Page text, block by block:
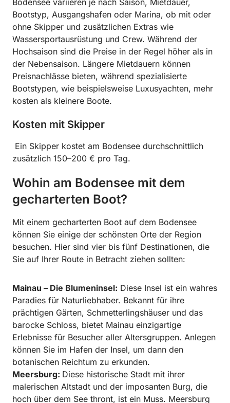
Bodensee variieren je nach Saison, Mietdauer,
Bootstyp, Ausgangshafen oder Marina, ob mit oder
ohne Skipper und zusätzlichen Extras wie
Wassersportausrüstung und Crew. Während der
Hochsaison sind die Preise in der Regel höher als in
der Nebensaison. Längere Mietdauern können
Preisnachlässe bieten, während spezialisierte
Bootstypen, wie beispielsweise Luxusyachten, mehr
kosten als kleinere Boote.
Kosten mit Skipper
Ein Skipper kostet am Bodensee durchschnittlich
zusätzlich 150–200 € pro Tag.
Wohin am Bodensee mit dem
gecharterten Boot?
Mit einem gecharterten Boot auf dem Bodensee
können Sie einige der schönsten Orte der Region
besuchen. Hier sind vier bis fünf Destinationen, die
Sie auf Ihrer Route in Betracht ziehen sollten:
Mainau – Die Blumeninsel: Diese Insel ist ein wahres
Paradies für Naturliebhaber. Bekannt für ihre
prächtigen Gärten, Schmetterlingshäuser und das
barocke Schloss, bietet Mainau einzigartige
Erlebnisse für Besucher aller Altersgruppen. Anlegen
können Sie im Hafen der Insel, um dann den
botanischen Reichtum zu erkunden.
Meersburg: Diese historische Stadt mit ihrer
malerischen Altstadt und der imposanten Burg, die
hoch über dem See thront, ist ein Muss. Meersburg